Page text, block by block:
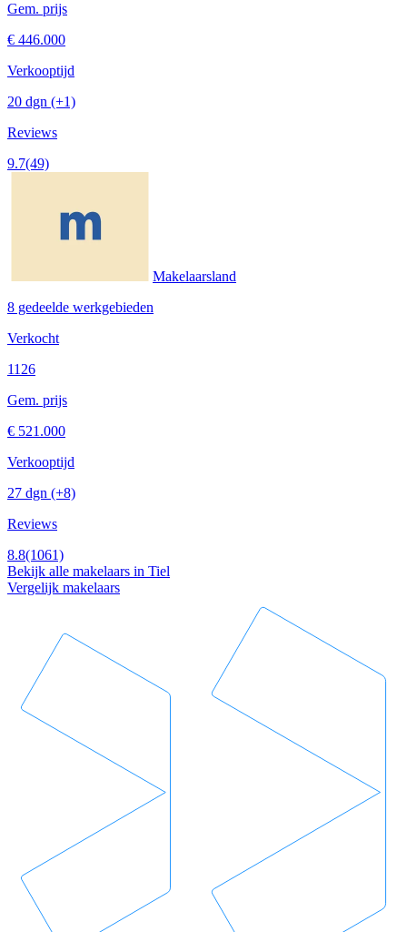
Gem. prijs
€ 446.000
Verkooptijd
20 dgn (+1)
Reviews
9.7(49)
Makelaarsland
8 gedeelde werkgebieden
Verkocht
1126
Gem. prijs
€ 521.000
Verkooptijd
27 dgn (+8)
Reviews
8.8(1061)
Bekijk alle makelaars in Tiel
Vergelijk makelaars